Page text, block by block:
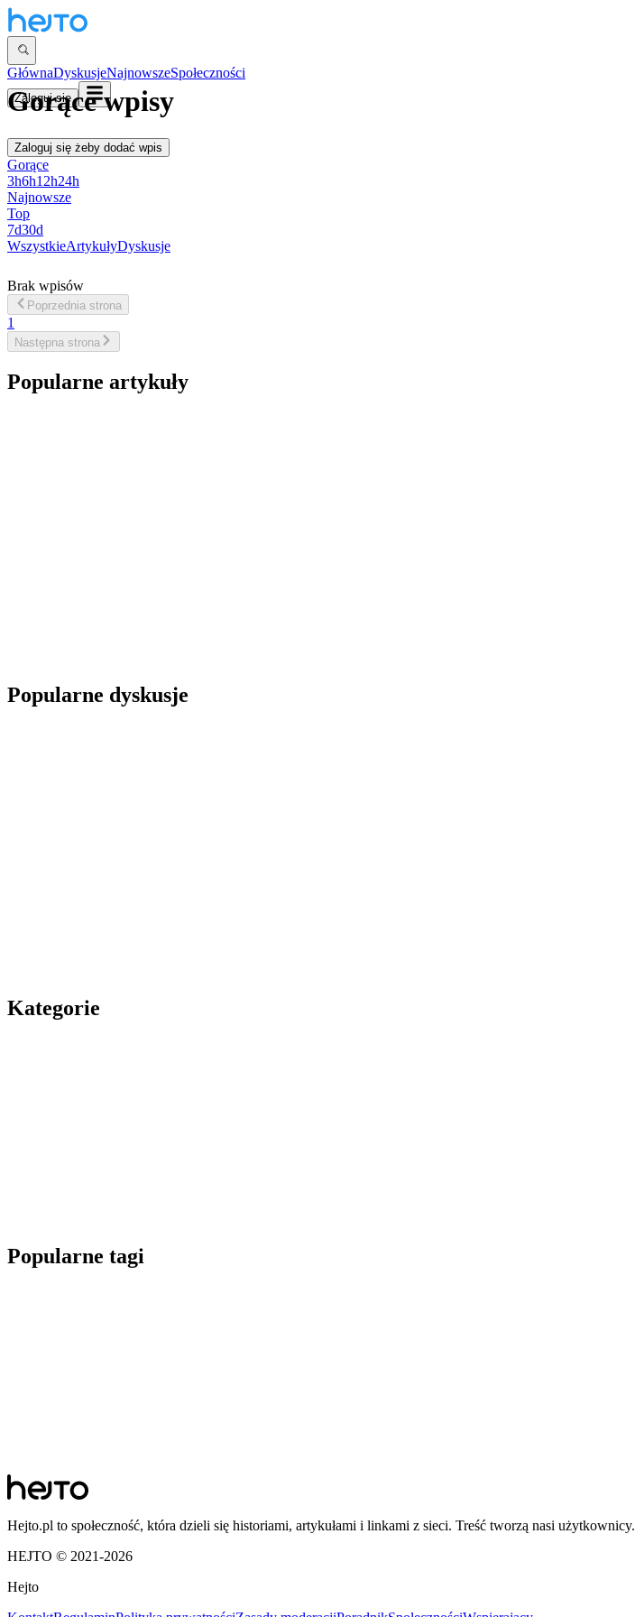
GłównaDyskusjeNajnowszeSpołeczności
Zaloguj się
Gorące wpisy
Zaloguj się żeby dodać wpis
Gorące
3h6h12h24h
Najnowsze
Top
7d30d
WszystkieArtykułyDyskusje
Brak wpisów
Poprzednia strona
1
Następna strona
Popularne artykuły
Popularne dyskusje
Kategorie
Popularne tagi
Hejto.pl to społeczność, która dzieli się historiami, artykułami i linkami z sieci. Treść tworzą nasi użytkownicy.
HEJTO © 2021-2026
Hejto